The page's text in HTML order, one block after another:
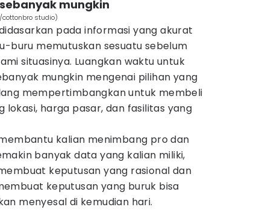
mungkin
studio)
pada informasi yang akurat
buru memutuskan sesuatu sebelum
situasinya. Luangkan waktu untuk
mungkin mengenai pilihan yang
mempertimbangkan untuk membeli
harga pasar, dan fasilitas yang
kalian menimbang pro dan
banyak data yang kalian miliki,
keputusan yang rasional dan
keputusan yang buruk bisa
menyesal di kemudian hari.